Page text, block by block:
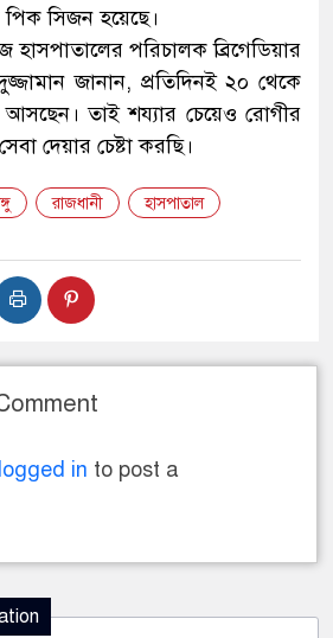
সিজন হয়েছে।
পরিচালক ব্রিগেডিয়ার
জানান, প্রতিদিনই ২০ থেকে
তাই শয্যার চেয়েও রোগীর
দেয়ার চেষ্টা করছি।
রাজধানী হাসপাতাল
logged in to post a